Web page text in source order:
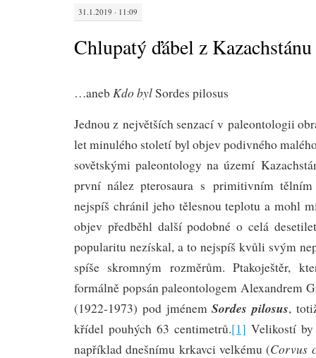
31.1.2019 · 11:09
Chlupatý ďábel z Kazachstánu
…aneb Kdo bylSordes pilosus
Jednou z největších senzací v paleontologii
let minulého století byl objev podivného
sovětskými paleontology na území
první nález pterosaura s primitivním tělním
nejspíš chránil jeho tělesnou teplotu a mohl
objev předběhl další podobné o celá
popularitu nezískal, a to nejspíš kvůli svým
spíše skromným rozměrům. Ptakoještěr,
formálně popsán paleontologem Alexandrem
(1922-1973) pod jménemSordes pilosus,
křídel pouhých 63 centimetrů.[1] Velikostí
například dnešnímu krkavci velkému (Corvus